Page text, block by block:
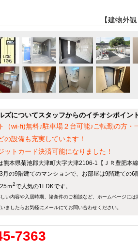
【建物外
ズについてスタッフからのイチオシポイント
（wi-fi)無料♪駐車場２台可能♪ご転勤の方
の設備も充実しています！
ットカード決済可能になりました！
熊本県菊池郡大津町大字大津2106-1【ＪＲ豊肥本
の9階建てのマンションで、お部屋は9階建ての6
ｍ2で人気の1LDKです。
い内容や入居時期、諸条件のご相談など、ホームページには
ましたらお気軽にメールにてお問い合わせください。
7363